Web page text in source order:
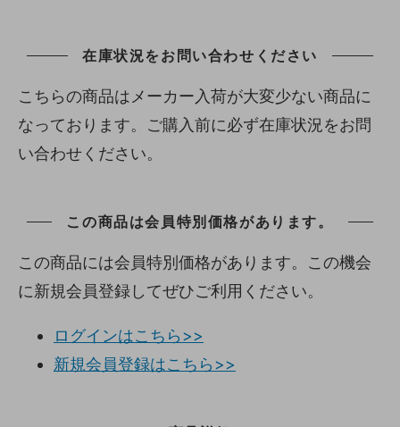
在庫状況をお問い合わせください
こちらの商品はメーカー入荷が大変少ない商品に
なっております。ご購入前に必ず在庫状況をお問
い合わせください。
この商品は会員特別価格があります。
この商品には会員特別価格があります。この機会
に新規会員登録してぜひご利用ください。
ログインはこちら>>
新規会員登録はこちら>>